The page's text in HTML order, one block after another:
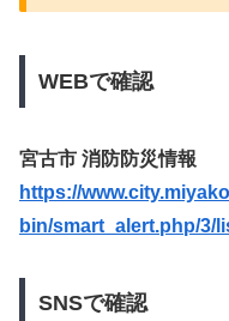
WEBで確認
宮古市 消防防災情報
https://
bin/smart_alert.php/3/
SNSで確認